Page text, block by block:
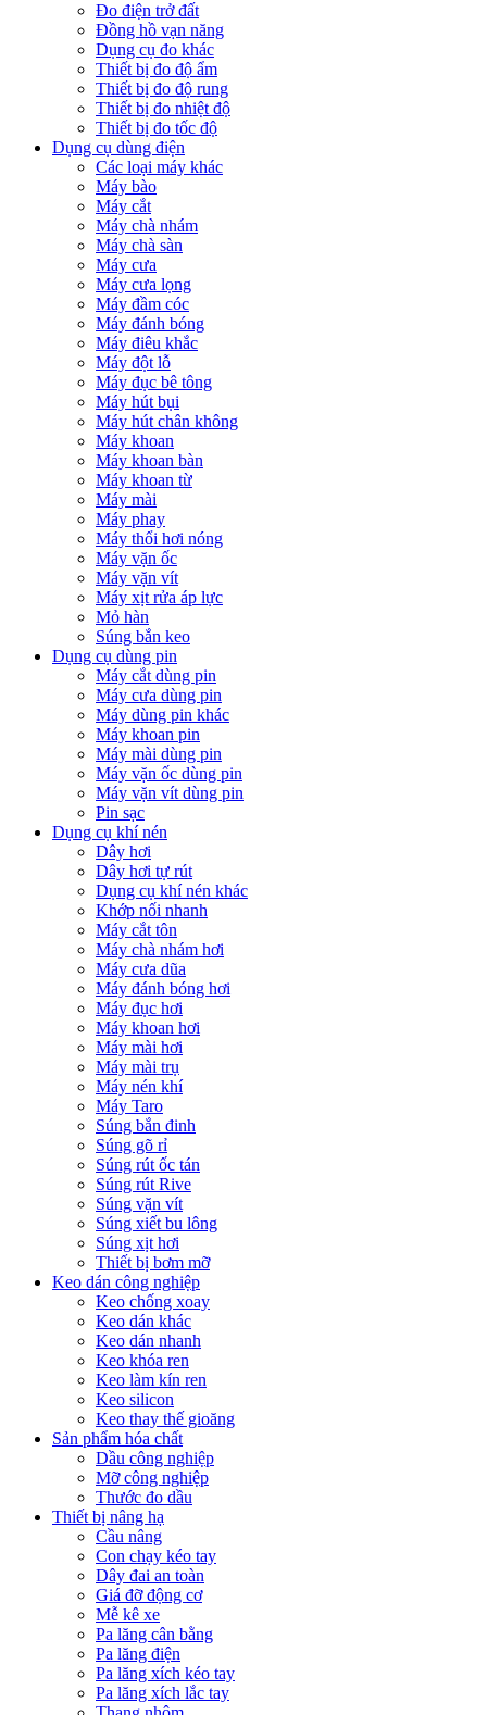
Đo điện trở đất
Đồng hồ vạn năng
Dụng cụ đo khác
Thiết bị đo độ ẩm
Thiết bị đo độ rung
Thiết bị đo nhiệt độ
Thiết bị đo tốc độ
Dụng cụ dùng điện
Các loại máy khác
Máy bào
Máy cắt
Máy chà nhám
Máy chà sàn
Máy cưa
Máy cưa lọng
Máy đầm cóc
Máy đánh bóng
Máy điêu khắc
Máy đột lỗ
Máy đục bê tông
Máy hút bụi
Máy hút chân không
Máy khoan
Máy khoan bàn
Máy khoan từ
Máy mài
Máy phay
Máy thổi hơi nóng
Máy vặn ốc
Máy vặn vít
Máy xịt rửa áp lực
Mỏ hàn
Súng bắn keo
Dụng cụ dùng pin
Máy cắt dùng pin
Máy cưa dùng pin
Máy dùng pin khác
Máy khoan pin
Máy mài dùng pin
Máy vặn ốc dùng pin
Máy vặn vít dùng pin
Pin sạc
Dụng cụ khí nén
Dây hơi
Dây hơi tự rút
Dụng cụ khí nén khác
Khớp nối nhanh
Máy cắt tôn
Máy chà nhám hơi
Máy cưa dũa
Máy đánh bóng hơi
Máy đục hơi
Máy khoan hơi
Máy mài hơi
Máy mài trụ
Máy nén khí
Máy Taro
Súng bắn đinh
Súng gõ rỉ
Súng rút ốc tán
Súng rút Rive
Súng vặn vít
Súng xiết bu lông
Súng xịt hơi
Thiết bị bơm mỡ
Keo dán công nghiệp
Keo chống xoay
Keo dán khác
Keo dán nhanh
Keo khóa ren
Keo làm kín ren
Keo silicon
Keo thay thế gioăng
Sản phẩm hóa chất
Dầu công nghiệp
Mỡ công nghiệp
Thước đo dầu
Thiết bị nâng hạ
Cầu nâng
Con chạy kéo tay
Dây đai an toàn
Giá đỡ động cơ
Mễ kê xe
Pa lăng cân bằng
Pa lăng điện
Pa lăng xích kéo tay
Pa lăng xích lắc tay